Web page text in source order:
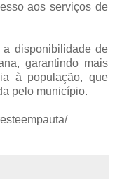
aos serviços de
disponibilidade de
garantindo mais
à população, que
pelo município.